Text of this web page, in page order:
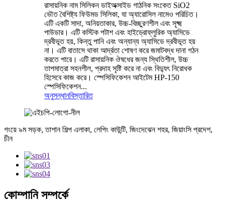
রাসায়নিক নাম সিলিকন ডাইঅক্সাইড গাঠনিক সংকেত SiO2
ভৌত বৈশিষ্ট্য ফিউমড সিলিকা, যা অ্যারোসিল নামেও পরিচিত।
এটি একটি সাদা, অনিয়তাকার, উচ্চ-বিচ্ছুরণশীল এবং সূক্ষ্ম
পাউডার। এটি কস্টিক পটাশ এবং হাইড্রোফ্লুরিক অ্যাসিডে
দ্রবীভূত হয়, কিন্তু পানি এবং অন্যান্য অ্যাসিডে দ্রবীভূত হয়
না। এটি বাতাসে থাকা আর্দ্রতা শোষণ করে জমাটবদ্ধ দানা গঠন
করতে পারে। এটি রাসায়নিক ঔষধের জন্য স্থিতিশীল, উচ্চ
তাপমাত্রা সহনশীল, প্রদাহ সৃষ্টি করে না এবং বিদ্যুৎ নিরোধক
হিসেবে কাজ করে। স্পেসিফিকেশন আইটেম HP-150
স্পেসিফিকেশন...
অনুসন্ধানবিস্তারিত
গংয়ে ৯ম সড়ক, তাশান শিল্প এলাকা, লেপিং কাউন্টি, জিংদেঝেন শহর, জিয়াংসি প্রদেশ,
চীন
কোম্পানি সম্পর্কে